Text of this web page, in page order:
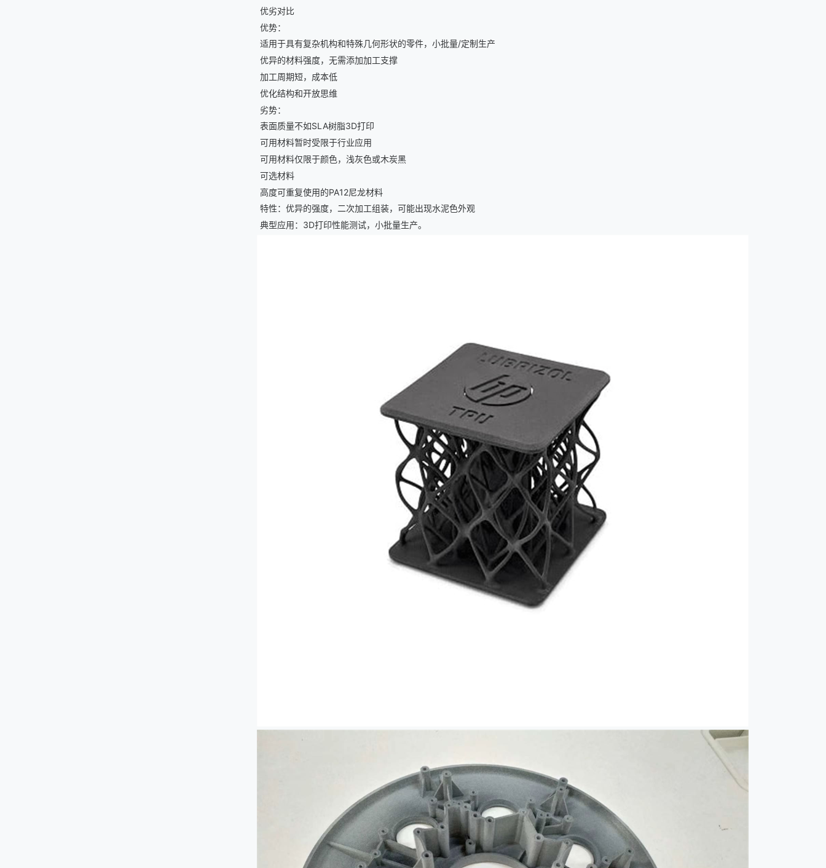
优劣对比
优势：
适用于具有复杂机构和特殊几何形状的零件，小批量/定制生产
优异的材料强度，无需添加加工支撑
加工周期短，成本低
优化结构和开放思维
劣势：
表面质量不如SLA树脂3D打印
可用材料暂时受限于行业应用
可用材料仅限于颜色，浅灰色或木炭黑
可选材料
高度可重复使用的PA12尼龙材料
特性：优异的强度，二次加工组装，可能出现水泥色外观
典型应用： 3D打印性能测试，小批量生产。